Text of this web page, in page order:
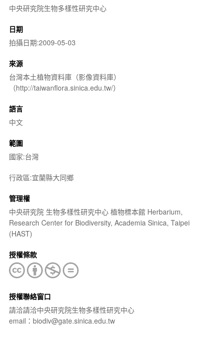
中央研究院生物多樣性研究中心
日期
拍攝日期:2009-05-03
來源
台灣本土植物資料庫（影像資料庫）
（http://taiwanflora.sinica.edu.tw/）
語言
中文
範圍
國家:台灣
行政區:宜蘭縣大同鄉
管理權
中央研究院 生物多樣性研究中心 植物標本館 Herbarium,
Research Center for Biodiversity, Academia Sinica, Taipei
(HAST)
授權條款
授權聯絡窗口
請洽請洽中央研究院生物多樣性研究中心
email：biodiv@gate.sinica.edu.tw